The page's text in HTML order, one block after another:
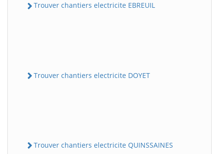
Trouver chantiers electricite EBREUIL
Trouver chantiers electricite DOYET
Trouver chantiers electricite QUINSSAINES